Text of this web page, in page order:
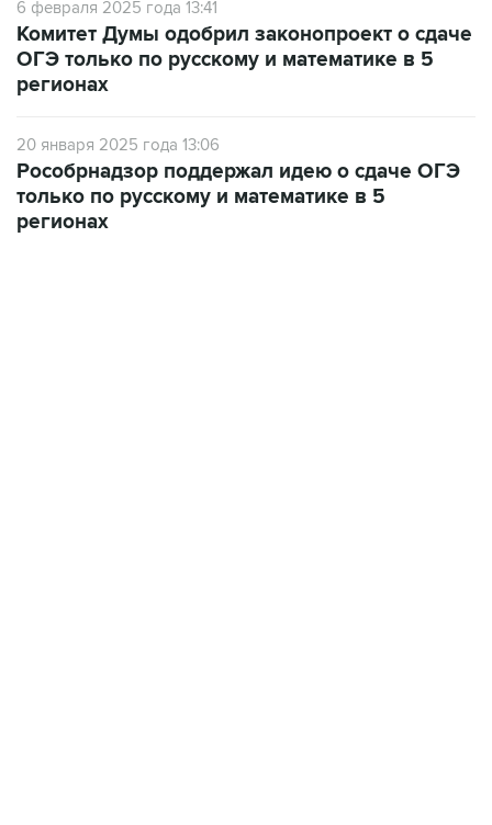
ОГЭ только по русскому и математике в 5
регионах
20 января 2025 года 13:06
только по русскому и математике в 5
регионах